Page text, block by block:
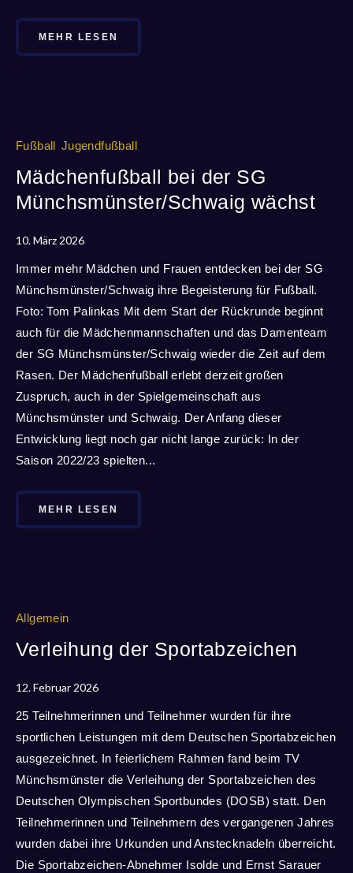
MEHR LESEN
Fußball Jugendfußball
Mädchenfußball bei der SG
Münchsmünster/Schwaig wächst
10. März 2026
Immer mehr Mädchen und Frauen entdecken bei der SG
Münchsmünster/Schwaig ihre Begeisterung für Fußball.
Foto: Tom Palinkas Mit dem Start der Rückrunde beginnt
auch für die Mädchenmannschaften und das Damenteam
der SG Münchsmünster/Schwaig wieder die Zeit auf dem
Rasen. Der Mädchenfußball erlebt derzeit großen
Zuspruch, auch in der Spielgemeinschaft aus
Münchsmünster und Schwaig. Der Anfang dieser
Entwicklung liegt noch gar nicht lange zurück: In der
Saison 2022/23 spielten...
MEHR LESEN
Allgemein
Verleihung der Sportabzeichen
12. Februar 2026
25 Teilnehmerinnen und Teilnehmer wurden für ihre
sportlichen Leistungen mit dem Deutschen Sportabzeichen
ausgezeichnet. In feierlichem Rahmen fand beim TV
Münchsmünster die Verleihung der Sportabzeichen des
Deutschen Olympischen Sportbundes (DOSB) statt. Den
Teilnehmerinnen und Teilnehmern des vergangenen Jahres
wurden dabei ihre Urkunden und Anstecknadeln überreicht.
Die Sportabzeichen-Abnehmer Isolde und Ernst Sarauer